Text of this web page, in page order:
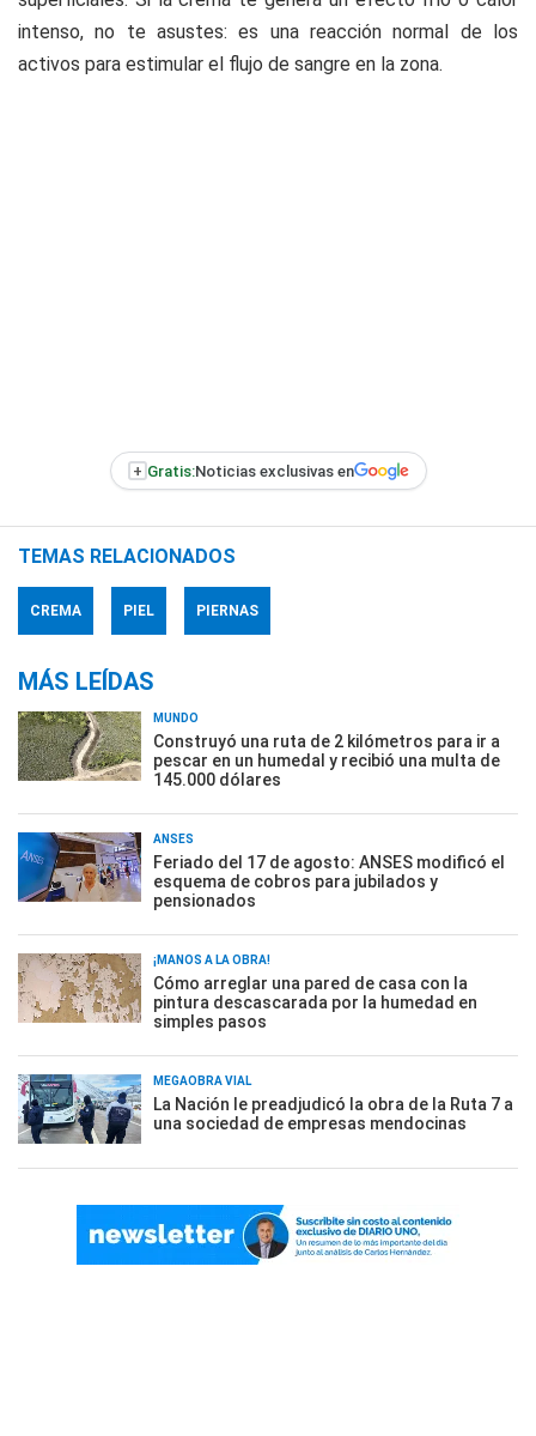
intenso, no te asustes: es una reacción normal de los
activos para estimular el flujo de sangre en la zona.
+ Gratis:Noticias exclusivas en
TEMAS RELACIONADOS
CREMA PIEL PIERNAS
MÁS LEÍDAS
MUNDO
Construyó una ruta de 2 kilómetros para ir a
pescar en un humedal y recibió una multa de
145.000 dólares
ANSES
Feriado del 17 de agosto: ANSES modificó el
esquema de cobros para jubilados y
pensionados
¡MANOS A LA OBRA!
Cómo arreglar una pared de casa con la
pintura descascarada por la humedad en
simples pasos
MEGAOBRA VIAL
La Nación le preadjudicó la obra de la Ruta 7 a
una sociedad de empresas mendocinas